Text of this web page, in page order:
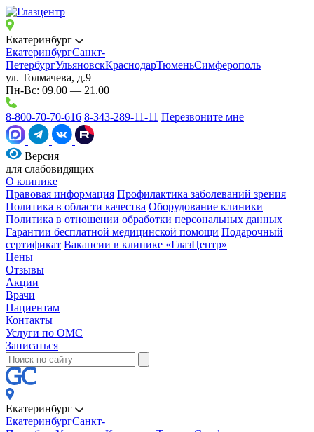
Екатеринбург
ЕкатеринбургСанкт-
ПетербургУльяновскКраснодарТюменьСимферополь
ул. Толмачева, д.9
Пн-Вс: 09.00 — 21.00
8-800-70-70-616 8-343-289-11-11 Перезвоните мне
Версия
для слабовидящих
О клинике
Правовая информация Профилактика заболеваний зрения
Политика в области качества Оборудование клиники
Политика в отношении обработки персональных данных
Гарантии бесплатной медицинской помощи Подарочный
сертификат Вакансии в клинике «ГлазЦентр»
Цены
Отзывы
Акции
Врачи
Пациентам
Контакты
Услуги по ОМС
Записаться
Екатеринбург
ЕкатеринбургСанкт-